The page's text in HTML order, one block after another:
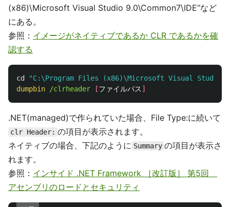
(x86)\Microsoft Visual Studio 9.0\Common7\IDE“など
にある。
参照： イメージがネイティブであるか CLR であるかを確
認する
cd
"C:\Program Files (x86)\Microsoft Visual Studio
dumpbin /clrheader [ファイルパス ]
.NET(managed)で作られていた場合、File Type:に続いて
clr Header: の項目が表示されます。
ネイティブの場合、下記のように Summary の項目が表示さ
れます。
参照： インサイド .NET Framework ［改訂版］ 第5回
アセンブリのロードとセキュリティ